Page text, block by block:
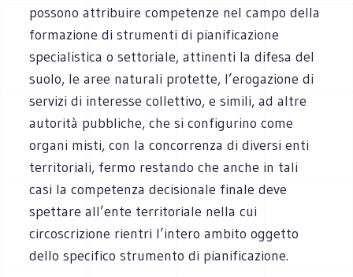
possono attribuire competenze nel campo della
formazione di strumenti di pianificazione
specialistica o settoriale, attinenti la difesa del
suolo, le aree naturali protette, l’erogazione di
servizi di interesse collettivo, e simili, ad altre
autorità pubbliche, che si configurino come
organi misti, con la concorrenza di diversi enti
territoriali, fermo restando che anche in tali
casi la competenza decisionale finale deve
spettare all’ente territoriale nella cui
circoscrizione rientri l’intero ambito oggetto
dello specifico strumento di pianificazione.